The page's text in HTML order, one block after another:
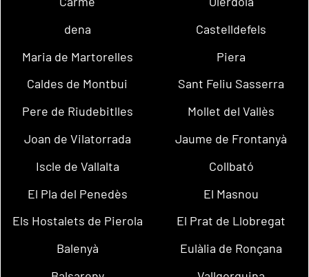
dena
Castelldefels
Maria de Martorelles
Piera
Caldes de Montbui
Sant Feliu Sasserra
Pere de Riudebitlles
Mollet del Vallès
Joan de Vilatorrada
Jaume de Frontanyà
Iscle de Vallalta
Collbató
El Pla del Penedès
El Masnou
Els Hostalets de Pierola
El Prat de Llobregat
Balenyà
Eulàlia de Ronçana